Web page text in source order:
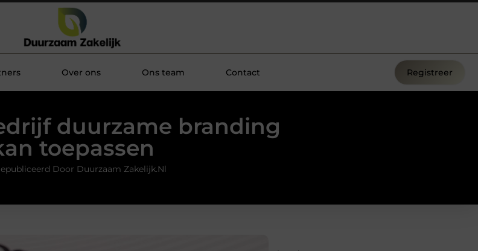
Over ons Ons team Contact Registreer
duurzame branding
toepassen
Door Duurzaam Zakelijk.nl